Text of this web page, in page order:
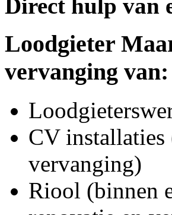
Direct hulp van
Loodgieter
vervanging van:
CV installaties
vervanging)
Riool (binnen